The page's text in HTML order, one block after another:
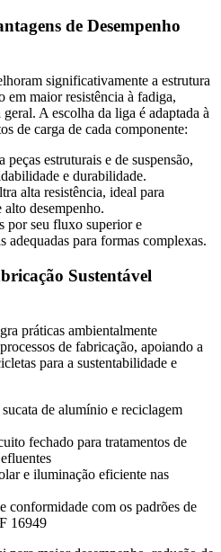
de Desempenho
significativamente a estrutura
em maior resistência à fadiga,
A escolha da liga é adaptada à
de carga de cada componente:
peças estruturais e de suspensão,
e durabilidade.
alta resistência, ideal para
desempenho.
por seu fluxo superior e
adequadas para formas complexas.
Sustentável
práticas ambientalmente
de fabricação, apoiando a
para a sustentabilidade e
de alumínio e reciclagem
fechado para tratamentos de
e iluminação eficiente nas
conformidade com os padrões de
16949